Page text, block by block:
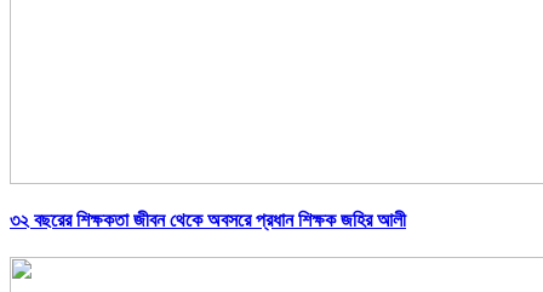
৩২ বছরের শিক্ষকতা জীবন থেকে অবসরে প্রধান শিক্ষক জহির আলী